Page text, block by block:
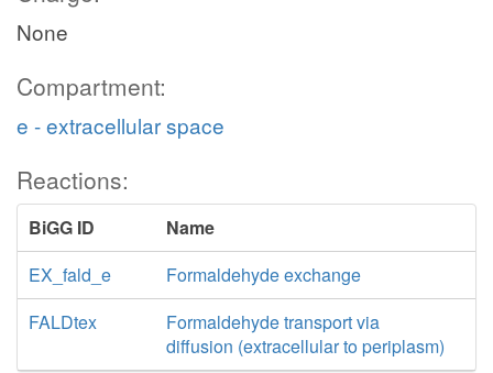
None
Compartment:
e - extracellular space
Reactions:
BiGG ID
Name
EX_fald_e
Formaldehyde exchange
FALDtex
Formaldehyde transport via
diffusion (extracellular to periplasm)